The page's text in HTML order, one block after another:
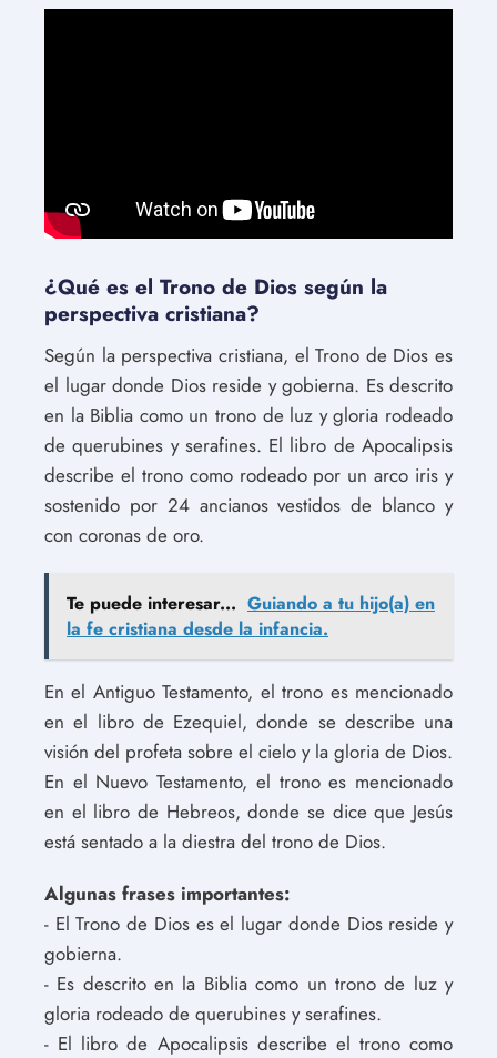
¿Qué es el Trono de Dios según la
perspectiva cristiana?
Según la perspectiva cristiana, el Trono de Dios es
el lugar donde Dios reside y gobierna. Es descrito
en la Biblia como un trono de luz y gloria rodeado
de querubines y serafines. El libro de Apocalipsis
describe el trono como rodeado por un arco iris y
sostenido por 24 ancianos vestidos de blanco y
con coronas de oro.
Te puede interesar... Guiando a tu hijo(a) en
la fe cristiana desde la infancia.
En el Antiguo Testamento, el trono es mencionado
en el libro de Ezequiel, donde se describe una
visión del profeta sobre el cielo y la gloria de Dios.
En el Nuevo Testamento, el trono es mencionado
en el libro de Hebreos, donde se dice que Jesús
está sentado a la diestra del trono de Dios.
Algunas frases importantes:
- El Trono de Dios es el lugar donde Dios reside y
gobierna.
- Es descrito en la Biblia como un trono de luz y
gloria rodeado de querubines y serafines.
- El libro de Apocalipsis describe el trono como